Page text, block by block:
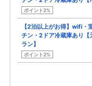
ポイント2%
【2泊以上がお得】wifi・
チン・2ドア冷蔵庫あり【
ラン】
ポイント2%